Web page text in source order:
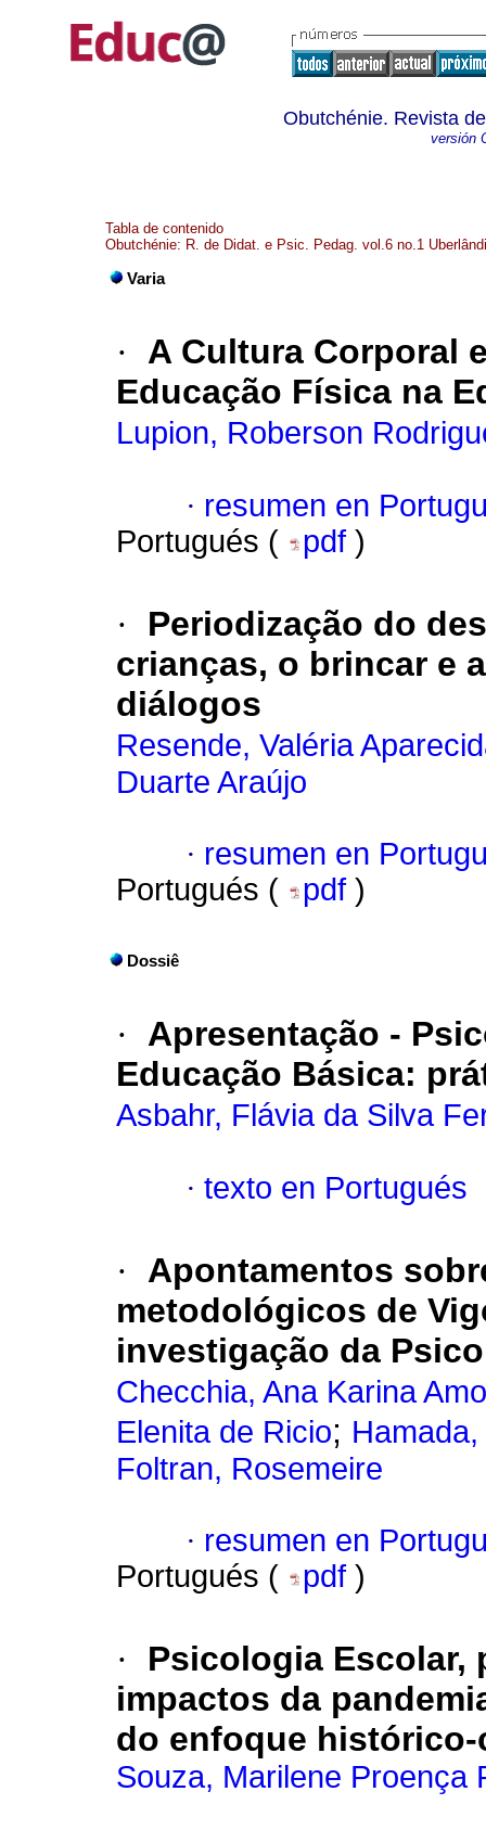
Obutchénie. Revista
versión
Tabla de contenido
Obutchénie: R. de Didat. e Psic. Pedag. vol.6 no.1
Varia
·
A Cultura Corporal
Educação Física na
Lupion, Roberson
· resumen en
Portugués (
pdf )
·
Periodização do
crianças, o brincar e
diálogos
Resende, Valéria
Duarte Araújo
· resumen en
Portugués (
pdf )
Dossiê
·
Apresentação -
Educação Básica:
Asbahr, Flávia da Silva
· texto en Portugués
·
Apontamentos
metodológicos de
investigação da
Checchia, Ana Karina
Elenita de Ricio;
Foltran, Rosemeire
· resumen en
Portugués (
pdf )
·
Psicologia Escolar,
impactos da
do enfoque
Souza, Marilene Proença